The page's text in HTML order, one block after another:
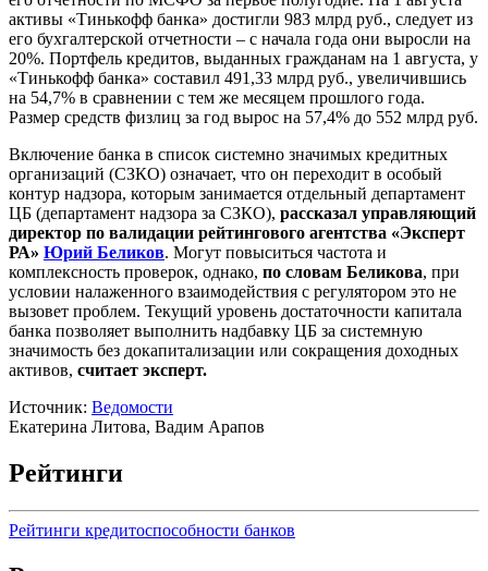
активы «Тинькофф банка» достигли 983 млрд руб., следует из
его бухгалтерской отчетности – с начала года они выросли на
20%. Портфель кредитов, выданных гражданам на 1 августа, у
«Тинькофф банка» составил 491,33 млрд руб., увеличившись
на 54,7% в сравнении с тем же месяцем прошлого года.
Размер средств физлиц за год вырос на 57,4% до 552 млрд руб.
Включение банка в список системно значимых кредитных
организаций (СЗКО) означает, что он переходит в особый
контур надзора, которым занимается отдельный департамент
ЦБ (департамент надзора за СЗКО), рассказал управляющий
директор по валидации рейтингового агентства «Эксперт
РА» Юрий Беликов. Могут повыситься частота и
комплексность проверок, однако, по словам Беликова, при
условии налаженного взаимодействия с регулятором это не
вызовет проблем. Текущий уровень достаточности капитала
банка позволяет выполнить надбавку ЦБ за системную
значимость без докапитализации или сокращения доходных
активов, считает эксперт.
Источник: Ведомости
Екатерина Литова, Вадим Арапов
Рейтинги
Рейтинги кредитоспособности банков